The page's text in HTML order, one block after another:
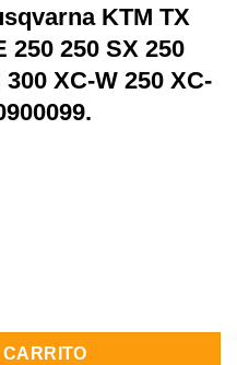
KTM TX
250 250 SX 250
XC-W 250 XC-
de aceite Husqvarna KTM